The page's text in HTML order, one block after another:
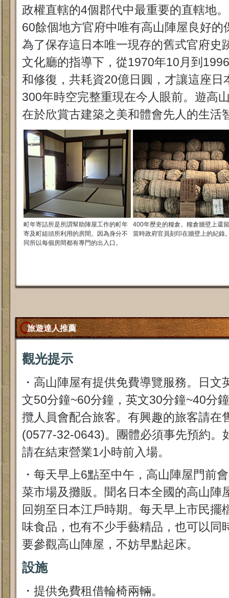
政權直轄的4個郡代中最重要的直轄地
60餘個地方官府中唯有高山陣屋良好的
為了保存這日本唯一現存的舊式官府史
文化廳的指導下，從1970年10月到
和修復，共耗資20億日圓，才讓這座日
300年時空完整重現在今人眼前。遊高
在於欣賞古建築之美和體會先人的生活
町年寄詰所是所謂幫助陣屋工作的町年
寄及町組頭所利用的房間。因為身分不
同所以每個房間都有專門的出入口。
400年歷史的糧倉。糧倉牆壁上還
當時政府官員刻印在牆壁上的紀錄
旅遊達人推薦
觀光提示
・高山陣屋有提供免費導覽服務。日
文50分鐘~60分鐘，英文30分鐘~40分
攬人員會配合旅客。有興趣的旅客請在
(0577-32-0643)。團體必須事先預約。
請在結束營業1小時前入場。
・每天早上6點至中午，高山陣屋門前
菜市場及攤販。聞名日本全國的高山陣
回朔至日本江戶時期。每天早上市民擺
味食品，也有不少手藝精品，也可以同
要參觀高山陣屋，不妨早點起床。
設施
・提供免費租借輪椅兩輛。